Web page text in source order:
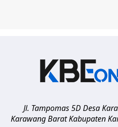
Jl. Tampomas 5D Desa
Karawang Barat Kabupaten